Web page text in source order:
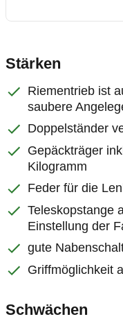
Stärken
Riementrieb ist
saubere
Doppelständer
Gepäckträger
Kilogramm
Feder für die
Teleskopstange
Einstellung der
gute
Griffmöglichkeit
Schwächen